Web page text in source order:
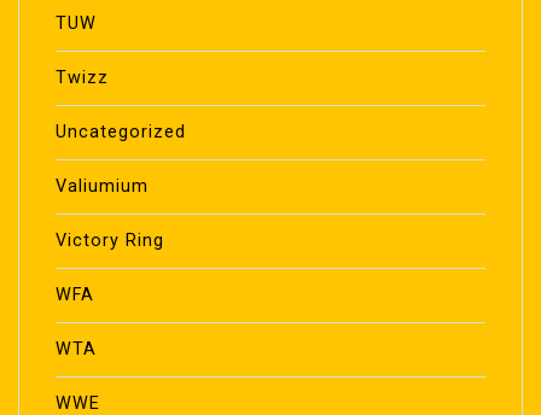
TUW
Twizz
Uncategorized
Valiumium
Victory Ring
WFA
WTA
WWE